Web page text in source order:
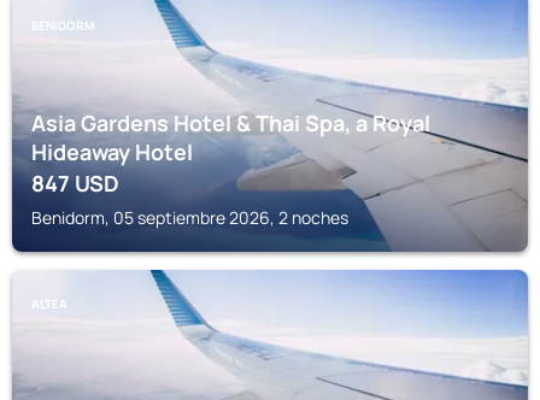
BENIDORM
Asia Gardens Hotel & Thai Spa, a Royal
Hideaway Hotel
847USD
Benidorm, 05 septiembre 2026, 2 noches
ALTEA